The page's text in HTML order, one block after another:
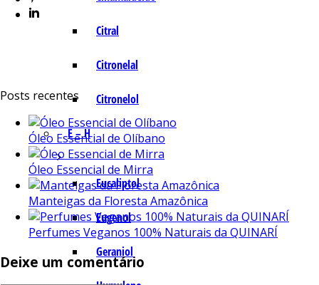
Citral
Citronelal
Citronelol
E – H
Eucaliptol
Eugenol
Geraniol
Posts recentes
Óleo Essencial de Olíbano
Óleo Essencial de Mirra
Manteigas da Floresta Amazônica
Perfumes Veganos 100% Naturais da QUINARÍ
Deixe um comentário